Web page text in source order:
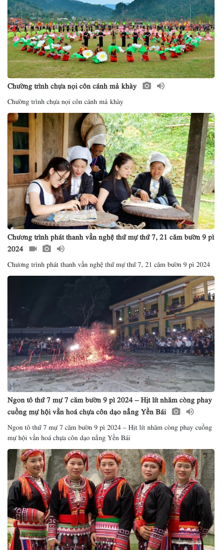
Chường trình chựa nọi côn cánh mả khày
Chường trình chựa nọi côn cánh mả khày
Chương trình phát thanh vằn nghệ thứ mự thứ 7, 21 căm bườn 9 pì
2024
Chương trình phát thanh vằn nghệ thứ mự thứ 7, 21 căm bườn 9 pì 2024
Ngon tô thứ 7 mự 7 căm bườn 9 pì 2024 – Hịt lít nhăm còng phay
cuồng mự hội vằn hoá chựa côn dạo nẳng Yền Bái
Ngon tô thứ 7 mự 7 căm bườn 9 pì 2024 – Hịt lít nhăm còng phay cuồng
mự hội vằn hoá chựa côn dạo nẳng Yền Bái